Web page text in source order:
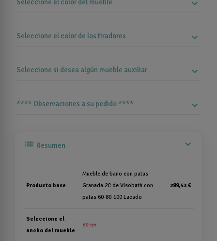
Seleccione el color del mueble expand_more
Seleccione el color de los tiradores expand_more
Seleccione si desea algún mueble auxiliar expand_more
**** Observaciones a su pedido **** expand_more
list Resumen expand_more
Producto base
Mueble de baño con patas
Granada 2C de Visobath con
patas 60-80-100 Lacado
289,43 €
Seleccione el
ancho del mueble
60 cm